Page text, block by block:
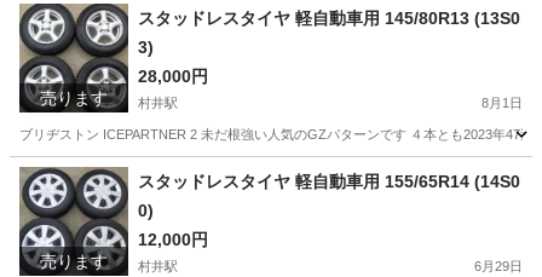
長野 松本市 村井駅 タイヤ、ホイール タイヤ
売ります
スタッドレスタイヤ 軽自動車用 145/80R13 (13S0
3)
28,000円
村井駅 8月1日
ブリヂストン ICEPARTNER 2 未だ根強い人気のGZパターンです ４本とも2023年47
長野 松本市 村井駅 タイヤ、ホイール R13
売ります
スタッドレスタイヤ 軽自動車用 155/65R14 (14S0
0)
12,000円
村井駅 6月29日